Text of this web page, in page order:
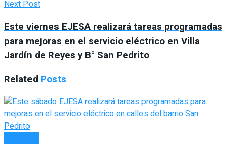
Next Post
Este viernes EJESA realizará tareas programadas
para mejoras en el servicio eléctrico en Villa
Jardín de Reyes y B° San Pedrito
Related Posts